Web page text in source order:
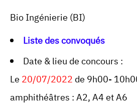
Bio Ingénierie (BI)
Liste des convoqués
Date & lieu de concours :
Le 20/07/2022 de 9h00-
amphithéâtres : A2, A4 et A6